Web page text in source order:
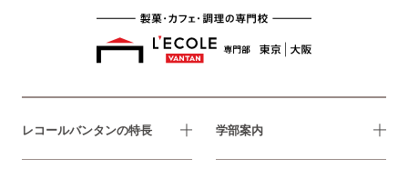
レコールバンタンの特長 学部案内